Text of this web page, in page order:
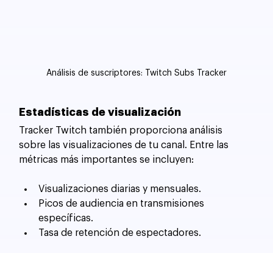
Análisis de suscriptores: Twitch Subs Tracker
Estadísticas de visualización
Tracker Twitch también proporciona análisis
sobre las visualizaciones de tu canal. Entre las
métricas más importantes se incluyen:
Visualizaciones diarias y mensuales.
Picos de audiencia en transmisiones
específicas.
Tasa de retención de espectadores.